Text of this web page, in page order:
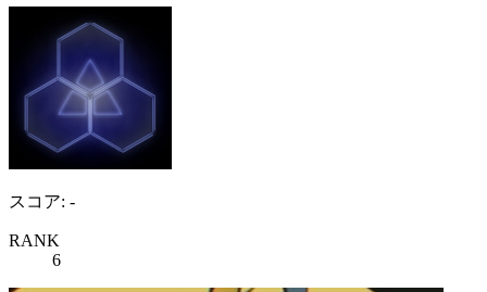
スコア: -
RANK
6